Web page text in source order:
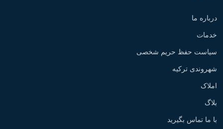
درباره ما
خدمات
سیاست حفظ حریم شخصی
شهروندی ترکیه
املاک
بلاگ
با ما تماس بگیرید